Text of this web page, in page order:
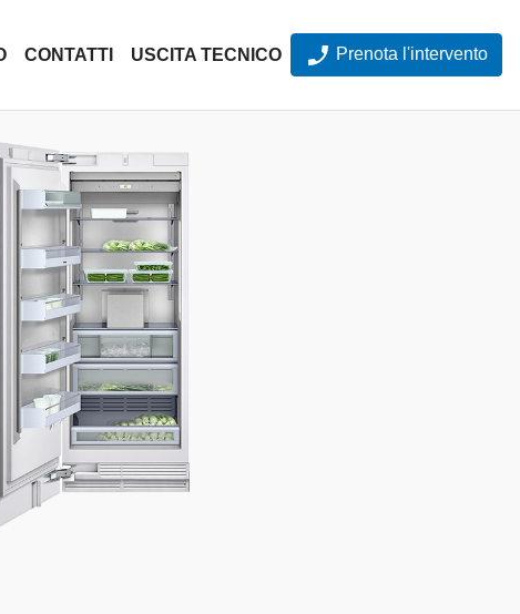
CONTATTI USCITA TECNICO Prenota l'intervento